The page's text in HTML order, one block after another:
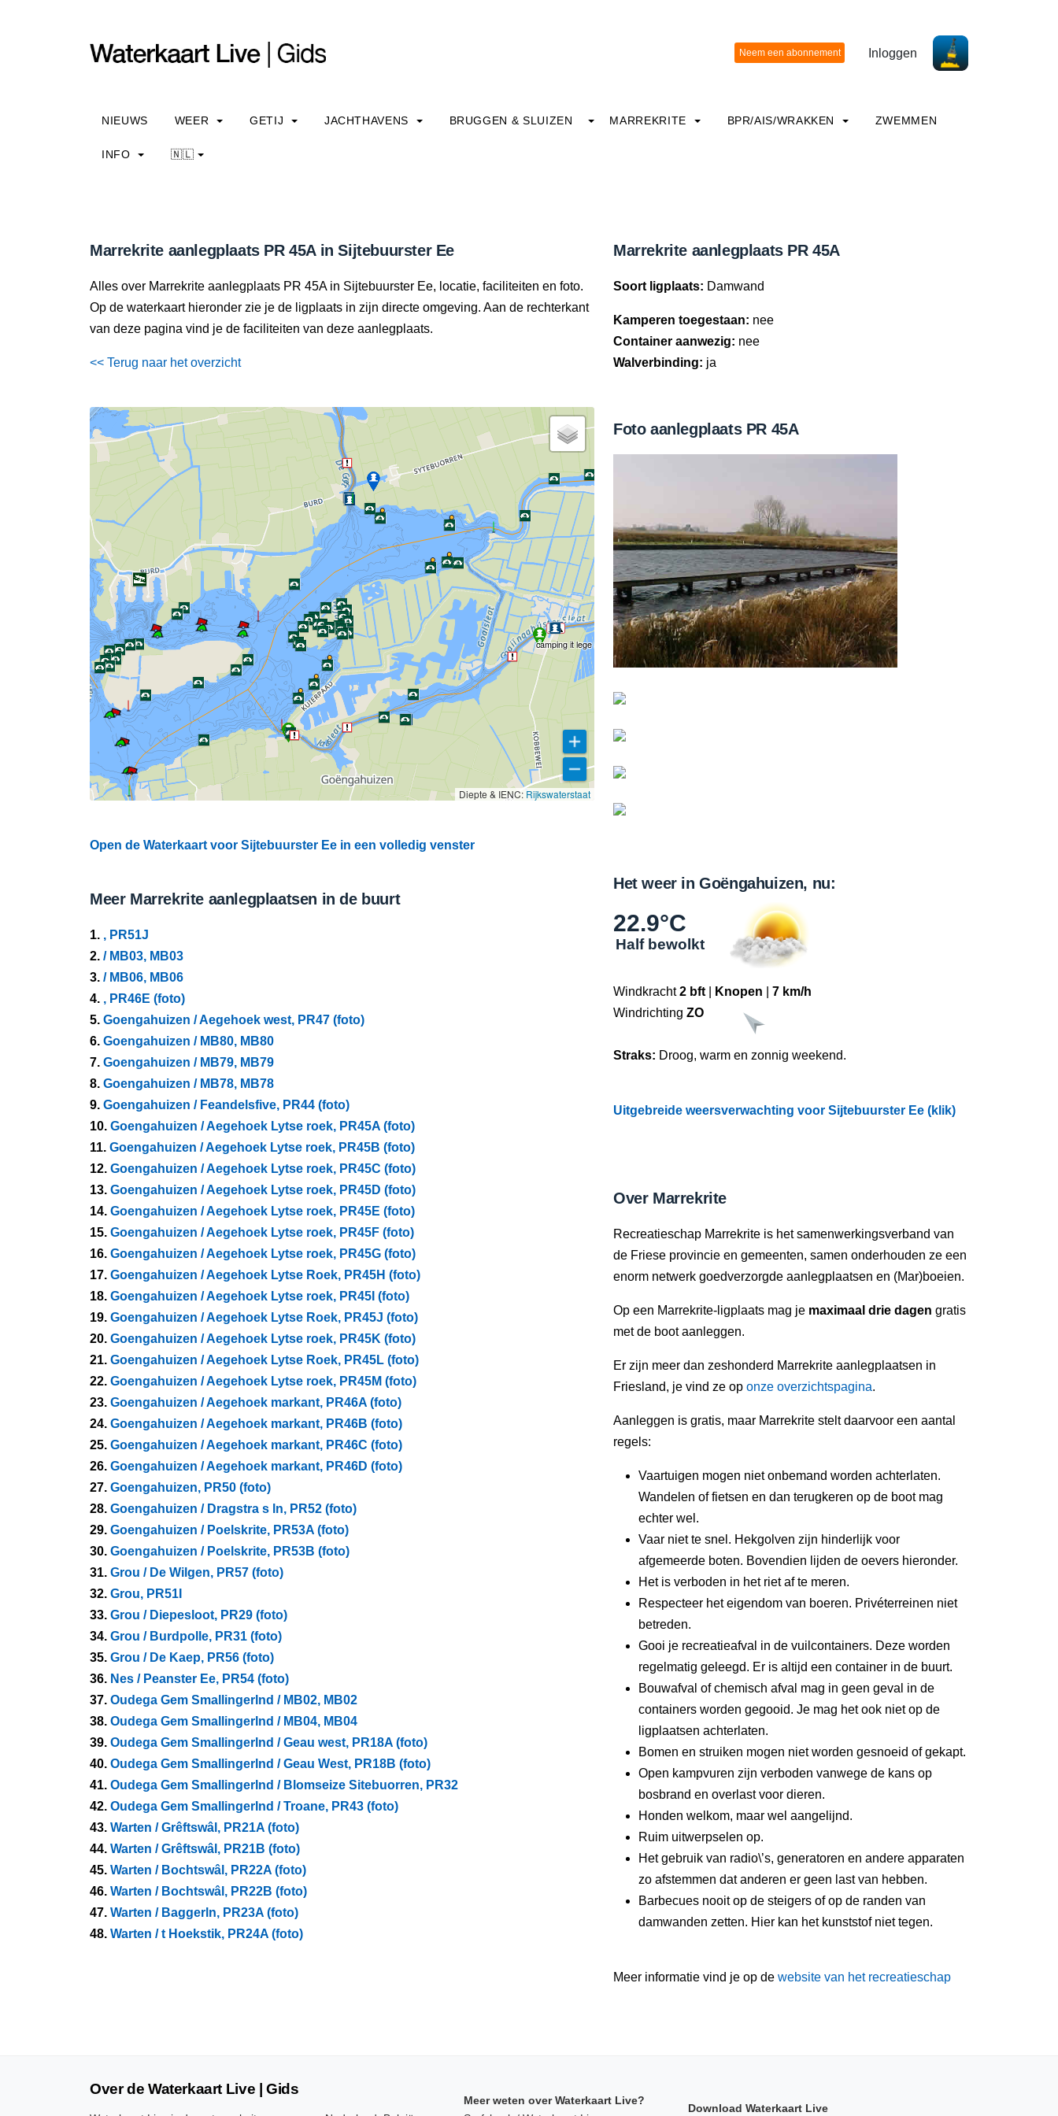
Inloggen
NIEUWS WEER GETIJ JACHTHAVENS BRUGGEN & SLUIZEN MARREKRITE BPR/AIS/WRAKKEN ZWEMMEN
INFO 🇳🇱
Marrekrite aanlegplaats PR 45A in Sijtebuurster Ee
Alles over Marrekrite aanlegplaats PR 45A in Sijtebuurster Ee, locatie, faciliteiten en foto.
Op de waterkaart hieronder zie je de ligplaats in zijn directe omgeving. Aan de rechterkant
van deze pagina vind je de faciliteiten van deze aanlegplaats.
<< Terug naar het overzicht
camping it lege midden
Diepte & IENC: Rijkswaterstaat
Open de Waterkaart voor Sijtebuurster Ee in een volledig venster
Meer Marrekrite aanlegplaatsen in de buurt
1. , PR51J
2. / MB03, MB03
3. / MB06, MB06
4. , PR46E (foto)
5. Goengahuizen / Aegehoek west, PR47 (foto)
6. Goengahuizen / MB80, MB80
7. Goengahuizen / MB79, MB79
8. Goengahuizen / MB78, MB78
9. Goengahuizen / Feandelsfive, PR44 (foto)
10. Goengahuizen / Aegehoek Lytse roek, PR45A (foto)
11. Goengahuizen / Aegehoek Lytse roek, PR45B (foto)
12. Goengahuizen / Aegehoek Lytse roek, PR45C (foto)
13. Goengahuizen / Aegehoek Lytse roek, PR45D (foto)
14. Goengahuizen / Aegehoek Lytse roek, PR45E (foto)
15. Goengahuizen / Aegehoek Lytse roek, PR45F (foto)
16. Goengahuizen / Aegehoek Lytse roek, PR45G (foto)
17. Goengahuizen / Aegehoek Lytse Roek, PR45H (foto)
18. Goengahuizen / Aegehoek Lytse roek, PR45I (foto)
19. Goengahuizen / Aegehoek Lytse Roek, PR45J (foto)
20. Goengahuizen / Aegehoek Lytse roek, PR45K (foto)
21. Goengahuizen / Aegehoek Lytse Roek, PR45L (foto)
22. Goengahuizen / Aegehoek Lytse roek, PR45M (foto)
23. Goengahuizen / Aegehoek markant, PR46A (foto)
24. Goengahuizen / Aegehoek markant, PR46B (foto)
25. Goengahuizen / Aegehoek markant, PR46C (foto)
26. Goengahuizen / Aegehoek markant, PR46D (foto)
27. Goengahuizen, PR50 (foto)
28. Goengahuizen / Dragstra s ln, PR52 (foto)
29. Goengahuizen / Poelskrite, PR53A (foto)
30. Goengahuizen / Poelskrite, PR53B (foto)
31. Grou / De Wilgen, PR57 (foto)
32. Grou, PR51I
33. Grou / Diepesloot, PR29 (foto)
34. Grou / Burdpolle, PR31 (foto)
35. Grou / De Kaep, PR56 (foto)
36. Nes / Peanster Ee, PR54 (foto)
37. Oudega Gem Smallingerlnd / MB02, MB02
38. Oudega Gem Smallingerlnd / MB04, MB04
39. Oudega Gem Smallingerlnd / Geau west, PR18A (foto)
40. Oudega Gem Smallingerlnd / Geau West, PR18B (foto)
41. Oudega Gem Smallingerlnd / Blomseize Sitebuorren, PR32
42. Oudega Gem Smallingerlnd / Troane, PR43 (foto)
43. Warten / Grêftswâl, PR21A (foto)
44. Warten / Grêftswâl, PR21B (foto)
45. Warten / Bochtswâl, PR22A (foto)
46. Warten / Bochtswâl, PR22B (foto)
47. Warten / Baggerln, PR23A (foto)
48. Warten / t Hoekstik, PR24A (foto)
Marrekrite aanlegplaats PR 45A
Soort ligplaats: Damwand
Kamperen toegestaan: nee
Container aanwezig: nee
Walverbinding: ja
Foto aanlegplaats PR 45A
Het weer in Goëngahuizen, nu:
22.9°C
Half bewolkt
Windkracht2 bft Knopen
7 km/h
Windrichting ZO
Straks: Droog, warm en zonnig weekend.
Uitgebreide weersverwachting voor Sijtebuurster Ee (klik)
Over Marrekrite
Recreatieschap Marrekrite is het samenwerkingsverband van
de Friese provincie en gemeenten, samen onderhouden ze een
enorm netwerk goedverzorgde aanlegplaatsen en (Mar)boeien.
Op een Marrekrite-ligplaats mag je maximaal drie dagen gratis
met de boot aanleggen.
Er zijn meer dan zeshonderd Marrekrite aanlegplaatsen in
Friesland, je vind ze op onze overzichtspagina.
Aanleggen is gratis, maar Marrekrite stelt daarvoor een aantal
regels:
Vaartuigen mogen niet onbemand worden achterlaten.
Wandelen of fietsen en dan terugkeren op de boot mag
echter wel.
Vaar niet te snel. Hekgolven zijn hinderlijk voor
afgemeerde boten. Bovendien lijden de oevers hieronder.
Het is verboden in het riet af te meren.
Respecteer het eigendom van boeren. Privéterreinen niet
betreden.
Gooi je recreatieafval in de vuilcontainers. Deze worden
regelmatig geleegd. Er is altijd een container in de buurt.
Bouwafval of chemisch afval mag in geen geval in de
containers worden gegooid. Je mag het ook niet op de
ligplaatsen achterlaten.
Bomen en struiken mogen niet worden gesnoeid of gekapt.
Open kampvuren zijn verboden vanwege de kans op
bosbrand en overlast voor dieren.
Honden welkom, maar wel aangelijnd.
Ruim uitwerpselen op.
Het gebruik van radio\’s, generatoren en andere apparaten
zo afstemmen dat anderen er geen last van hebben.
Barbecues nooit op de steigers of op de randen van
damwanden zetten. Hier kan het kunststof niet tegen.
Meer informatie vind je op de website van het recreatieschap
Over de Waterkaart Live | Gids
Meer weten over Waterkaart Live?
Download Waterkaart Live